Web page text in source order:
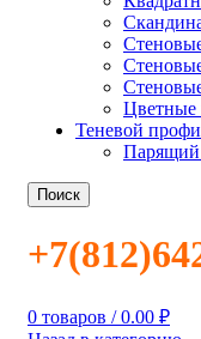
Цветные
Теневой
Парящий
Поиск
0 товаров / 0.00 ₽